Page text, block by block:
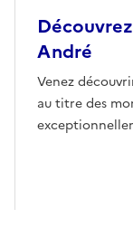
André
Venez
au titre des